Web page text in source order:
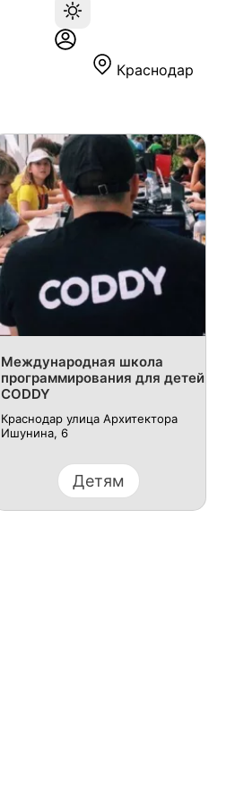
Краснодар
Международная школа
программирования для детей
CODDY
Краснодар улица Архитектора
Ишунина, 6
Детям